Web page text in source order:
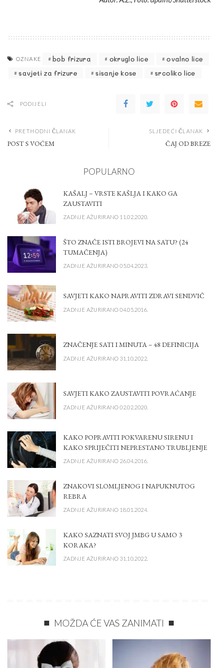
OZNAKE bob frizura okruglo lice
ovalno lice
savjeti za frizure
sisanje kose srcoliko lice
PODIJELI
PRETHODNI ČLANAK
POST S VOĆEM
SLJEDEĆI ČLANAK
ČAJ OD BREZE
POPULARNO
KAŠALJ – VRSTE KAŠLJA I KAKO GA
ZAUSTAVITI
ZADNJE AŽURIRANO 11.02.2020.
ŠTO ZNAČE ISTI BROJEVI NA SATU? (24
TUMAČENJA)
ZADNJE AŽURIRANO 05.04.2023.
SAVJETI KAKO NAPRAVITI ZDRAVI SENDVIČ
ZADNJE AŽURIRANO 04.05.2016.
ZNAČENJE SATI I MINUTA – 48 DEFINICIJA
ZADNJE AŽURIRANO 31.10.2022.
SAVJETI KAKO ZAUSTAVITI POVRAĆANJE
ZADNJE AŽURIRANO 02.02.2020.
KAKO POPRAVITI POKVARENU SIRENU I
KAKO SPRIJEČITI NEPRESTANO TRUBLJENJE
ZADNJE AŽURIRANO 26.04.2016.
ZNAKOVI SLOMLJENOG I NAPUKNUTOG
REBRA
ZADNJE AŽURIRANO 18.01.2024.
KAKO SAZNATI SVOJ JMBG U SAMO 3
KORAKA?
ZADNJE AŽURIRANO 31.10.2022.
MOŽDA ĆE VAS ZANIMATI